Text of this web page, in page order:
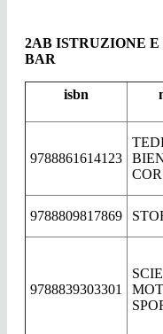
2AB ISTRUZIONE
BAR
isbn
9788861614123
9788809817869
9788839303301